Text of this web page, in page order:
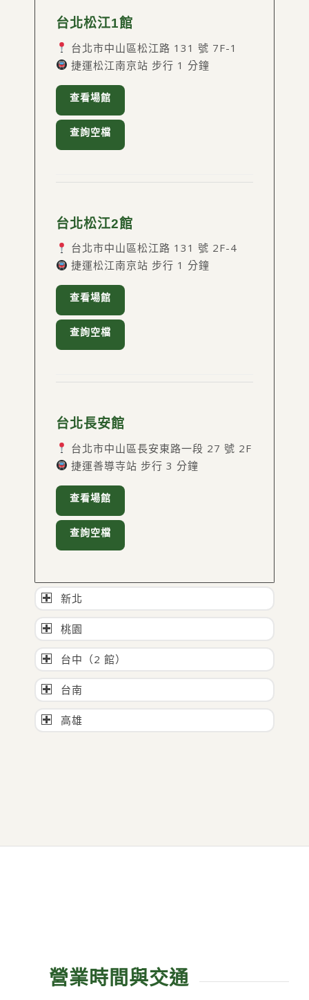
台北松江1館
台北市中山區松江路 131 號 7F-1
捷運松江南京站 步行 1 分鐘
查看場館
查詢空檔
台北松江2館
台北市中山區松江路 131 號 2F-4
捷運松江南京站 步行 1 分鐘
查看場館
查詢空檔
台北長安館
台北市中山區長安東路一段 27 號 2F
捷運善導寺站 步行 3 分鐘
查看場館
查詢空檔
新北
桃園
台中（2 館）
台南
高雄
營業時間與交通